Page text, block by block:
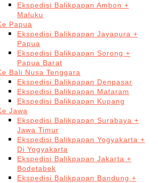
Ekspedisi Balikpapan Ambon +
Maluku
Papua
Ekspedisi Balikpapan Jayapura +
Papua
Ekspedisi Balikpapan Sorong +
Papua Barat
Bali Nusa Tenggara
Ekspedisi Balikpapan Denpasar
Ekspedisi Balikpapan Mataram
Ekspedisi Balikpapan Kupang
Jawa
Ekspedisi Balikpapan Surabaya +
Jawa Timur
Ekspedisi Balikpapan Yogyakarta +
Di Yogyakarta
Ekspedisi Balikpapan Jakarta +
Bodetabek
Ekspedisi Balikpapan Bandung +